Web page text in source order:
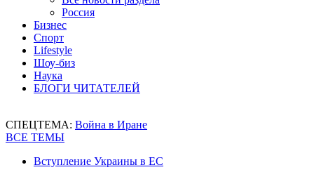
Россия
Бизнес
Спорт
Lifestyle
Шоу-биз
Наука
БЛОГИ ЧИТАТЕЛЕЙ
СПЕЦТЕМА: Война в Иране
ВСЕ ТЕМЫ
Вступление Украины в ЕС